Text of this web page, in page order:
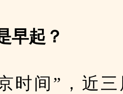
早起？
时间”，近